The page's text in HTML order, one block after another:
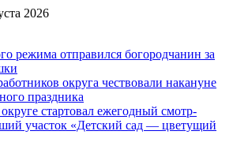
2026
режима отправился богородчанин за
округа чествовали накануне
праздника
стартовал ежегодный смотр-
участок «Детский сад — цветущий